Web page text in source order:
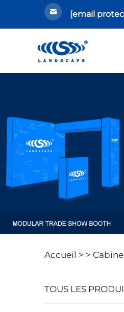
[email
Accueil > >
TOUS LES